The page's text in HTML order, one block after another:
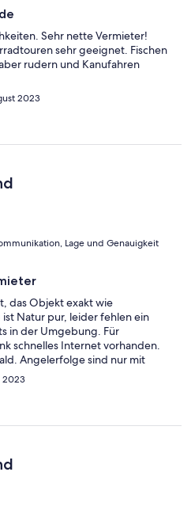
Sehr nette Vermieter!
sehr geeignet. Fischen
rudern und Kanufahren
2023
Lage und Genauigkeit
das Objekt exakt wie
Natur pur, leider fehlen ein
in der Umgebung. Für
schnelles Internet vorhanden.
Angelerfolge sind nur mit
garantiert.
2023